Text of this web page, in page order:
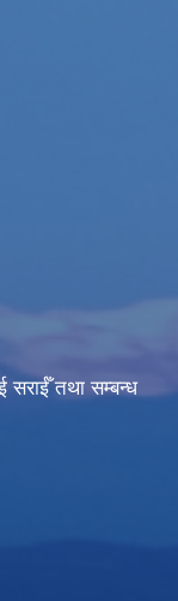
सराईँ तथा सम्बन्ध